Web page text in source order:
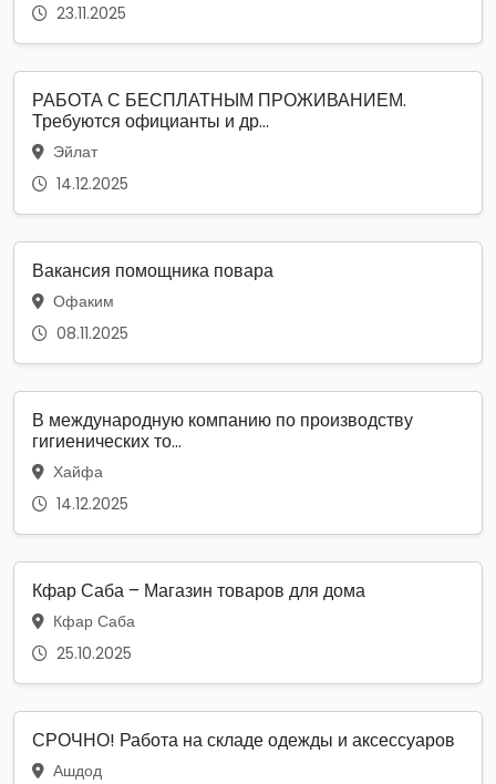
23.11.2025
РАБОТА С БЕСПЛАТНЫМ ПРОЖИВАНИЕМ.
Требуются официанты и др...
Эйлат
14.12.2025
Вакансия помощника повара
Офаким
08.11.2025
В международную компанию по производству
гигиенических то...
Хайфа
14.12.2025
Кфар Саба – Магазин товаров для дома
Кфар Саба
25.10.2025
СРОЧНО! Работа на складе одежды и аксессуаров
Ашдод